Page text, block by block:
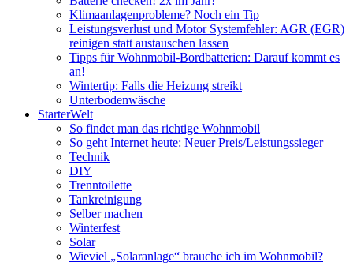
Klimaanlagenprobleme? Noch ein Tip
Leistungsverlust und Motor Systemfehler: AGR (EGR)
reinigen statt austauschen lassen
Tipps für Wohnmobil-Bordbatterien: Darauf kommt es
an!
Wintertip: Falls die Heizung streikt
Unterbodenwäsche
StarterWelt
So findet man das richtige Wohnmobil
So geht Internet heute: Neuer Preis/Leistungssieger
Technik
DIY
Trenntoilette
Tankreinigung
Selber machen
Winterfest
Solar
Wieviel „Solaranlage“ brauche ich im Wohnmobil?